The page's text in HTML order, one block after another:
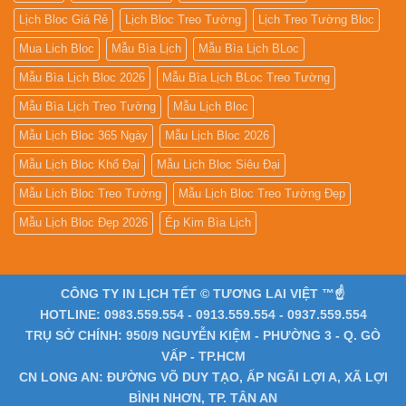
Lịch Bloc Giá Rẻ Lịch Bloc Treo Tường Lịch Treo Tường Bloc
Mua Lich Bloc Mẫu Bìa Lịch Mẫu Bìa Lịch BLoc
Mẫu Bìa Lịch Bloc 2026 Mẫu Bìa Lịch BLoc Treo Tường
Mẫu Bìa Lịch Treo Tường Mẫu Lịch Bloc
Mẫu Lịch Bloc 365 Ngày Mẫu Lịch Bloc 2026
Mẫu Lịch Bloc Khổ Đại Mẫu Lịch Bloc Siêu Đại
Mẫu Lịch Bloc Treo Tường Mẫu Lịch Bloc Treo Tường Đẹp
Mẫu Lịch Bloc Đẹp 2026 Ép Kim Bìa Lịch
CÔNG TY IN LỊCH TẾT © TƯƠNG LAI VIỆT ™☝️
HOTLINE: 0983.559.554 - 0913.559.554 - 0937.559.554
TRỤ SỞ CHÍNH: 950/9 NGUYỄN KIỆM - PHƯỜNG 3 - Q. GÒ
VẤP - TP.HCM
CN LONG AN: ĐƯỜNG VÕ DUY TẠO, ẤP NGÃI LỢI A, XÃ LỢI
BÌNH NHƠN, TP. TÂN AN